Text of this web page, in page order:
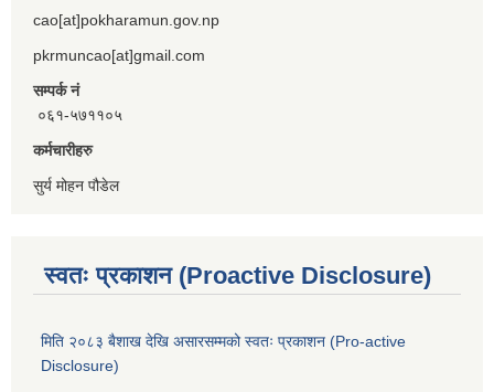
cao[at]pokharamun.gov.np
pkrmuncao[at]gmail.com
सम्पर्क नं
०६१-५७११०५
कर्मचारीहरु
सुर्य मोहन पौडेल
स्वतः प्रकाशन (Proactive Disclosure)
मिति २०८३ बैशाख देखि असारसम्मको स्वतः प्रकाशन (Pro-active
Disclosure)